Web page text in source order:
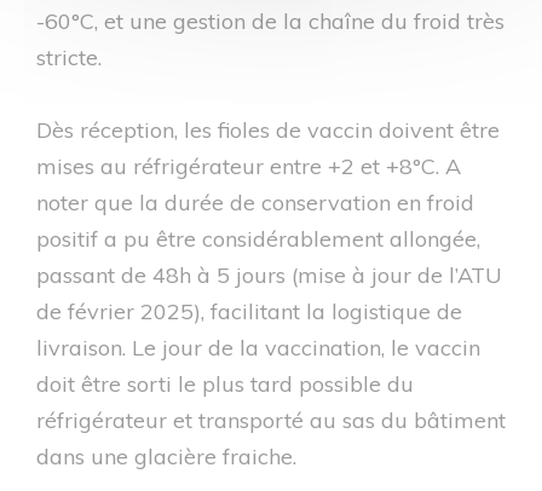
-60°C, et une gestion de la chaîne du froid très
stricte.
Dès réception, les fioles de vaccin doivent être
mises au réfrigérateur entre +2 et +8°C. A
noter que la durée de conservation en froid
positif a pu être considérablement allongée,
passant de 48h à 5 jours (mise à jour de l’ATU
de février 2025), facilitant la logistique de
livraison. Le jour de la vaccination, le vaccin
doit être sorti le plus tard possible du
réfrigérateur et transporté au sas du bâtiment
dans une glacière fraiche.